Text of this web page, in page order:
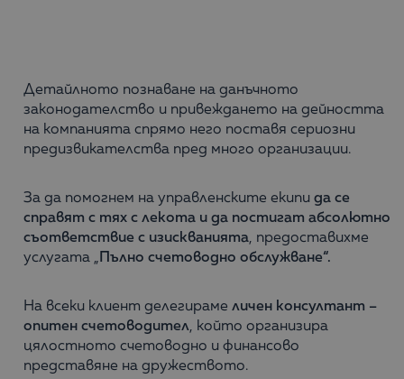
Детайлното познаване на данъчното
законодателство и привеждането на дейността
на компанията спрямо него поставя сериозни
предизвикателства пред много организации.
За да помогнем на управленските екипи да се
справят с тях с лекота и да постигат абсолютно
съответствие с изискванията, предоставихме
услугата „ Пълно счетоводно обслужване“.
На всеки клиент делегираме личен консултант –
опитен счетоводител, който организира
цялостното счетоводно и финансово
представяне на дружеството.